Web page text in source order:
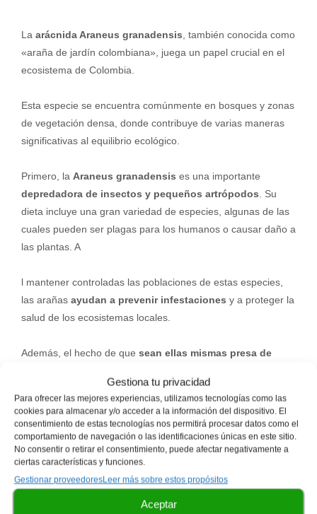
Gestiona tu privacidad
Para ofrecer las mejores experiencias, utilizamos tecnologías como las
cookies para almacenar y/o acceder a la información del dispositivo. El
consentimiento de estas tecnologías nos permitirá procesar datos como el
comportamiento de navegación o las identificaciones únicas en este sitio.
No consentir o retirar el consentimiento, puede afectar negativamente a
ciertas características y funciones.
Gestionar proveedoresLeer más sobre estos propósitos
Aceptar
La arácnida Araneus granadensis , también conocida como
«araña de jardín colombiana», juega un papel crucial en el
ecosistema de Colombia.
Esta especie se encuentra comúnmente en bosques y zonas
de vegetación densa, donde contribuye de varias maneras
significativas al equilibrio ecológico.
Primero, la Araneus granadensis es una importante
depredadora de insectos y pequeños artrópodos . Su
dieta incluye una gran variedad de especies, algunas de las
cuales pueden ser plagas para los humanos o causar daño a
las plantas. A
l mantener controladas las poblaciones de estas especies,
las arañas ayudan a prevenir infestaciones y a proteger la
salud de los ecosistemas locales.
Además, el hecho de que sean ellas mismas presa de
alimento vital para una variedad de especies, como
aves, lagartos y otros insectos más grandes.A través de
esta cadena alimenticia, laAraneus granadensiscontribuye
a la diversidad y al equilibrio del ecosistema.
Es importante destacar que su existenciatambién influye